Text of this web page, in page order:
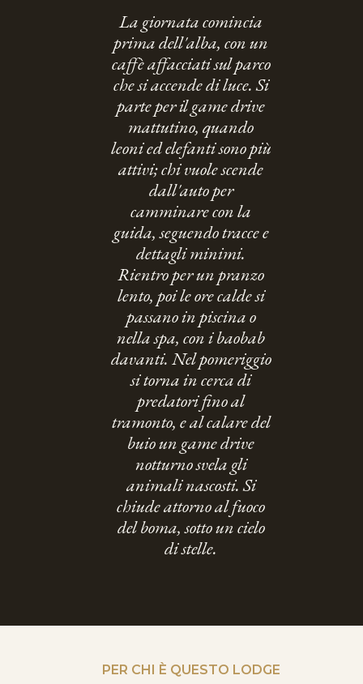
La giornata comincia
prima dell'alba, con un
caffè affacciati sul parco
che si accende di luce. Si
parte per il game drive
mattutino, quando
leoni ed elefanti sono più
attivi; chi vuole scende
dall'auto per
camminare con la
guida, seguendo tracce e
dettagli minimi.
Rientro per un pranzo
lento, poi le ore calde si
passano in piscina o
nella spa, con i baobab
davanti. Nel pomeriggio
si torna in cerca di
predatori fino al
tramonto, e al calare del
buio un game drive
notturno svela gli
animali nascosti. Si
chiude attorno al fuoco
del boma, sotto un cielo
di stelle.
PER CHI È QUESTO LODGE